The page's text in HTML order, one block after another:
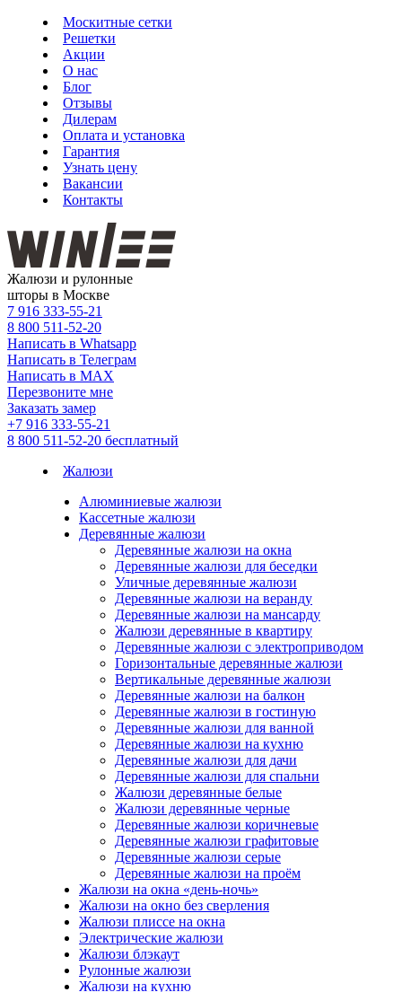
Москитные сетки
Решетки
Акции
О нас
Блог
Отзывы
Дилерам
Оплата и установка
Гарантия
Узнать цену
Вакансии
Контакты
Жалюзи и рулонные
шторы в Москве
7 916 333-55-21
8 800 511-52-20
Написать в Whatsapp
Написать в Телеграм
Написать в MAX
Перезвоните мне
Заказать замер
+7 916 333-55-21
8 800 511-52-20 бесплатный
Жалюзи
Алюминиевые жалюзи
Кассетные жалюзи
Деревянные жалюзи
Деревянные жалюзи на окна
Деревянные жалюзи для беседки
Уличные деревянные жалюзи
Деревянные жалюзи на веранду
Деревянные жалюзи на мансарду
Жалюзи деревянные в квартиру
Деревянные жалюзи с электроприводом
Горизонтальные деревянные жалюзи
Вертикальные деревянные жалюзи
Деревянные жалюзи на балкон
Деревянные жалюзи в гостиную
Деревянные жалюзи для ванной
Деревянные жалюзи на кухню
Деревянные жалюзи для дачи
Деревянные жалюзи для спальни
Жалюзи деревянные белые
Жалюзи деревянные черные
Деревянные жалюзи коричневые
Деревянные жалюзи графитовые
Деревянные жалюзи серые
Деревянные жалюзи на проём
Жалюзи на окна «день-ночь»
Жалюзи на окно без сверления
Жалюзи плиссе на окна
Электрические жалюзи
Жалюзи блэкаут
Рулонные жалюзи
Жалюзи на кухню